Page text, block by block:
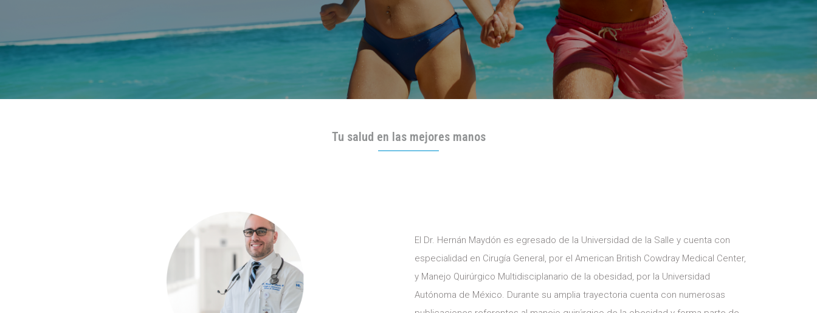
Tu salud en las mejores manos
El Dr. Hernán Maydón es egresado de la Universidad de la Salle y cuenta con
especialidad en Cirugía General, por el American British Cowdray Medical Center,
y Manejo Quirúrgico Multidisciplanario de la obesidad, por la Universidad
Autónoma de México. Durante su amplia trayectoria cuenta con numerosas